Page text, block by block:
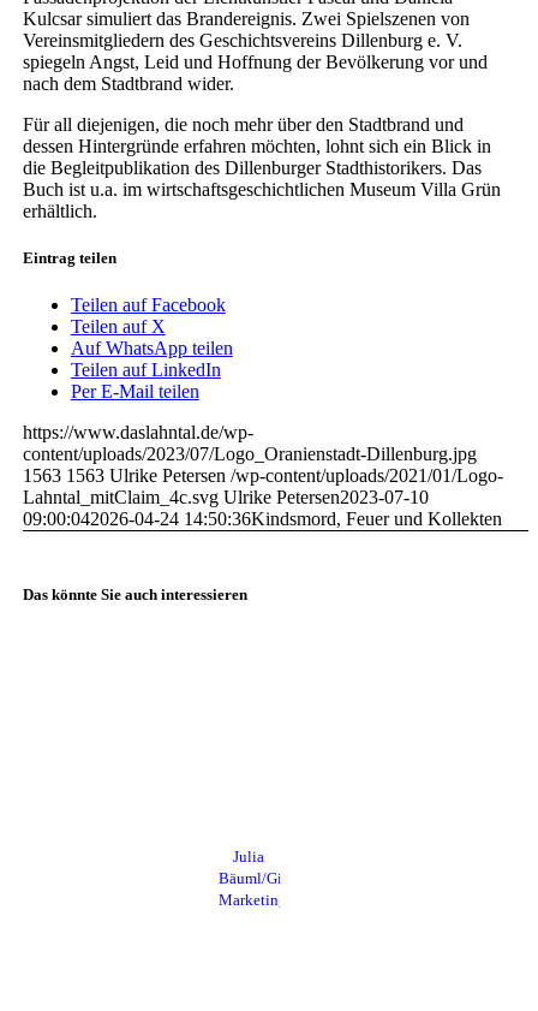
Kulcsar simuliert das Brandereignis. Zwei Spielszenen von
Vereinsmitgliedern des Geschichtsvereins Dillenburg e. V.
spiegeln Angst, Leid und Hoffnung der Bevölkerung vor und
nach dem Stadtbrand wider.
Für all diejenigen, die noch mehr über den Stadtbrand und
dessen Hintergründe erfahren möchten, lohnt sich ein Blick in
die Begleitpublikation des Dillenburger Stadthistorikers. Das
Buch ist u.a. im wirtschaftsgeschichtlichen Museum Villa Grün
erhältlich.
Eintrag teilen
Teilen auf Facebook
Teilen auf X
Auf WhatsApp teilen
Teilen auf LinkedIn
Per E-Mail teilen
https://www.daslahntal.de/wp-
content/uploads/2023/07/Logo_Oranienstadt-Dillenburg.jpg
1563 1563 Ulrike Petersen /wp-content/uploads/2021/01/Logo-
Lahntal_mitClaim_4c.svg Ulrike Petersen2023-07-10
09:00:042026-04-24 14:50:36Kindsmord, Feuer und Kollekten
Das könnte Sie auch interessieren
Julia
Bäuml/Gießen
Marketing